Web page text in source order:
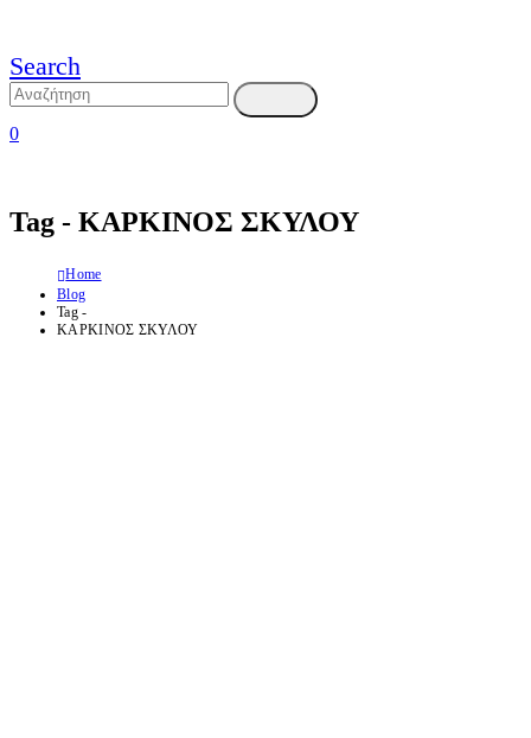
Search
0
Tag - ΚΑΡΚΙΝΟΣ ΣΚΥΛΟΥ
Home
Blog
Tag -
ΚΑΡΚΙΝΟΣ ΣΚΥΛΟΥ